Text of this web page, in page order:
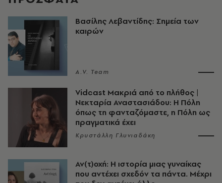
Βασίλης Λεβαντίδης: Σημεία των
καιρών
A.V. Team
Vidcast Μακριά από το πλήθος |
Νεκταρία Αναστασιάδου: Η Πόλη
όπως τη φανταζόμαστε, η Πόλη ως
πραγματικά έχει
Κρυστάλλη Γλυνιαδάκη
Αν(τ)οχή: Η ιστορία μιας γυναίκας
που αντέχει σχεδόν τα πάντα. Μέχρι